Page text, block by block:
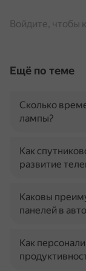
Войдите, чтобы
Ещё по теме
Сколько
лампы?
Как
развитие
Каковы
панелей в
Как